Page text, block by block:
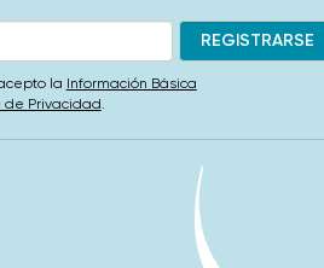
la Información Básica
de Privacidad.